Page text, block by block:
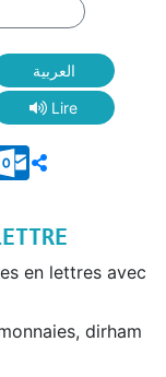
العربية
Lire
Outlook.com
en lettres avec
dirham